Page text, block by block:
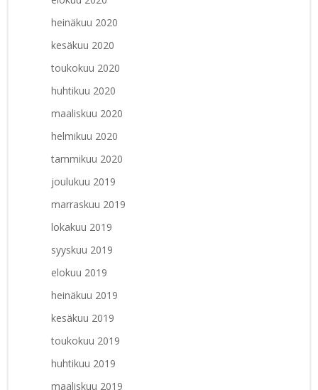
heinäkuu 2020
kesäkuu 2020
toukokuu 2020
huhtikuu 2020
maaliskuu 2020
helmikuu 2020
tammikuu 2020
joulukuu 2019
marraskuu 2019
lokakuu 2019
syyskuu 2019
elokuu 2019
heinäkuu 2019
kesäkuu 2019
toukokuu 2019
huhtikuu 2019
maaliskuu 2019